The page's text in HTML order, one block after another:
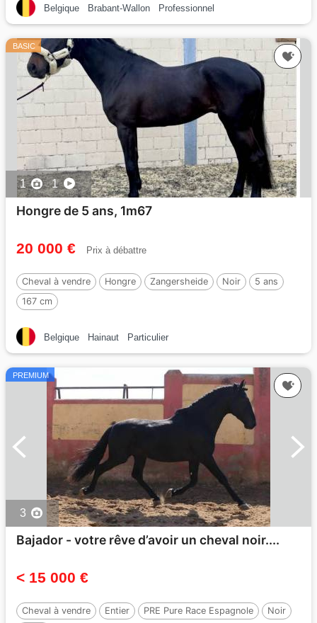
Belgique Brabant-Wallon Professionnel
BASIC
1 1
Hongre de 5 ans, 1m67
20 000 € Prix à débattre
Cheval à vendre Hongre Zangersheide Noir
5 ans
167 cm
Belgique Hainaut Particulier
PREMIUM
3
Bajador - votre rêve d’avoir un cheval noir....
< 15 000 €
Cheval à vendre Entier PRE Pure Race Espagnole Noir